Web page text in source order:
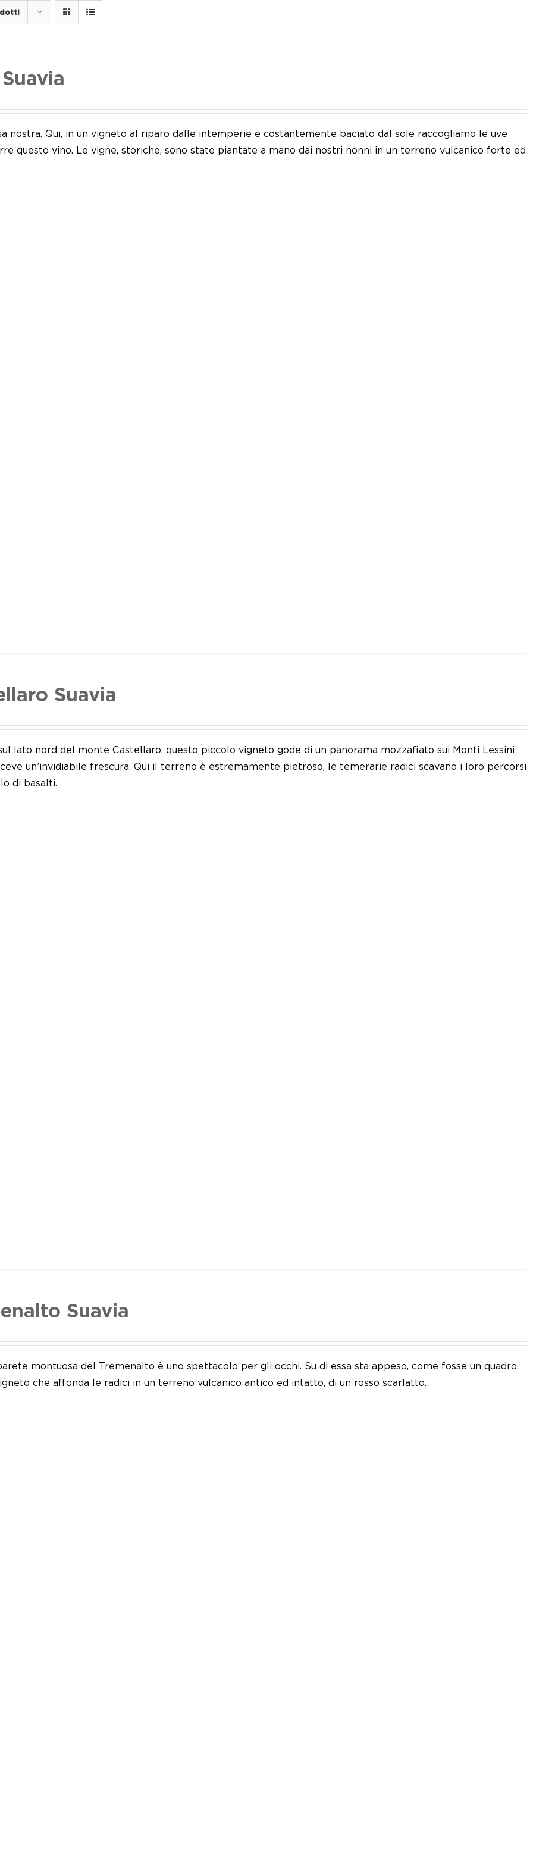
nostra. Qui, in un vigneto al riparo dalle intemperie e costantemente baciato dal sole raccogliamo le uve
questo vino. Le vigne, storiche, sono state piantate a mano dai nostri nonni in un terreno vulcanico forte ed
Suavia
lato nord del monte Castellaro, questo piccolo vigneto gode di un panorama mozzafiato sui Monti Lessini
un’invidiabile frescura. Qui il terreno è estremamente pietroso, le temerarie radici scavano i loro percorsi
di basalti.
Suavia
montuosa del Tremenalto è uno spettacolo per gli occhi. Su di essa sta appeso, come fosse un quadro,
che affonda le radici in un terreno vulcanico antico ed intatto, di un rosso scarlatto.